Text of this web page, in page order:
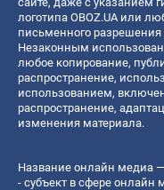
логотипа OBOZ.UA или
письменного
Незаконным
любое копирование,
распространение,
использованием,
распространение,
изменения материала.
Название онлайн медиа —
- субъект в сфере онлайн